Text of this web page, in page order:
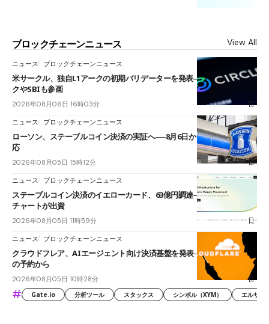
ブロックチェーンニュース View All
ニュース ブロックチェーンニュース
米サークル、独自L1アークの初期バリデーターを発表――ブラックロッ
クやSBIも参画
2026年08月06日 16時03分
ニュース ブロックチェーンニュース
ローソン、ステーブルコイン決済の実証へ──8月6日からJPYCやUSDC対
応
2026年08月05日 15時12分
ニュース ブロックチェーンニュース
ステーブルコイン決済のイエローカード、63億円調達──ソニーやスタン
チャートが出資
2026年08月05日 11時59分
ニュース ブロックチェーンニュース
クラウドフレア、AIエージェント向け決済基盤を発表──まずハンドル名
の予約から
2026年08月05日 10時28分
# Gate.io 分析ツール スタックス シンボル（XYM） エルサル